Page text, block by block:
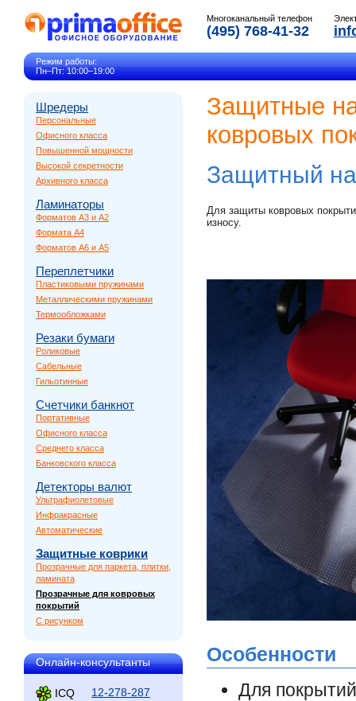
Многоканальный телефон
(495) 768-41-32
Режим работы:
Пн–Пт: 10:00–19:00
Шредеры
Персональные
Офисного класса
Повышенной мощности
Высокой секретности
Архивного класса
Ламинаторы
Форматов A3 и A2
Формата A4
Форматов A6 и A5
Переплетчики
Пластиковыми пружинами
Металлическими пружинами
Термообложками
Резаки бумаги
Роликовые
Сабельные
Гильотинные
Счетчики банкнот
Портативные
Офисного класса
Среднего класса
Банковского класса
Детекторы валют
Ультрафиолетовые
Инфракрасные
Автоматические
Защитные коврики
Прозрачные для паркета, плитки,
ламината
Прозрачные для ковровых
покрытий
С рисунком
Онлайн-консультанты
ICQ
12-278-287
Защитные
ковровых
Защитный
Для защиты ковровых
износу.
Особенности
Для